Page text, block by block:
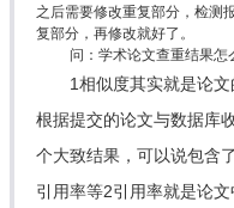
之后需要修改重复部分，检测
复部分，再修改就好了。
问：学术论文查重结果怎
1相似度其实就是论
根据提交的论文与数据库
个大致结果，可以说包含
引用率等2引用率就是论